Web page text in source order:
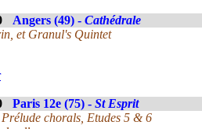
Angers (49) - Cathédrale
et Granul's Quintet
Paris 12e (75) - St Esprit
chorals, Etudes 5 & 6